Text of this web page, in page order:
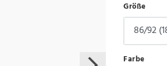
Größe
Farbe